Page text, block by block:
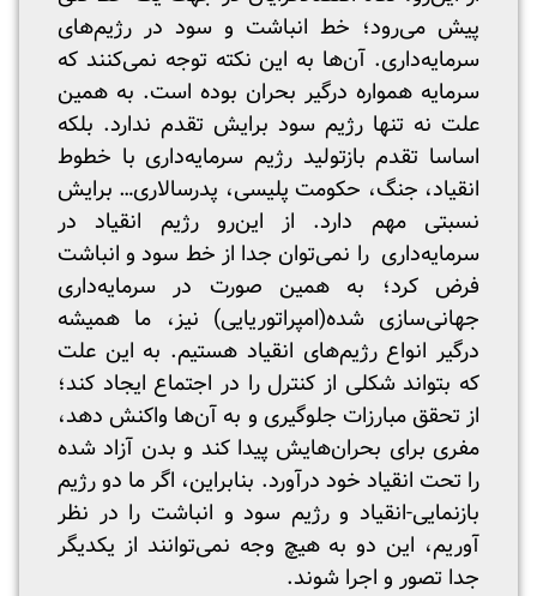
پیش می‌رود؛ خط انباشت و سود در رژیم‌های
سرمایه‌‌داری. آن‌ها به این نکته توجه نمی‌کنند که
سرمایه همواره درگیر بحران بوده است. به همین
علت نه تنها رژیم سود برایش تقدم ندارد. بلکه
اساسا تقدم بازتولید رژیم سرمایه‌داری با خطوط
انقیاد، جنگ، حکومت پلیسی، پدرسالاری… برایش
نسبتی مهم دارد. از این‌رو رژیم انقیاد در
سرمایه‌داری را نمی‌توان جدا از خط سود و انباشت
فرض کرد؛ به همین صورت در سرمایه‌داری
جهانی‌سازی شده(امپراتوریایی) نیز، ما همیشه
درگیر انواع رژیم‌های انقیاد هستیم. به این علت
که بتواند شکلی از کنترل را در اجتماع ایجاد کند؛
از تحقق مبارزات جلوگیری و به آن‌ها واکنش دهد،
مفری برای بحران‌هایش پیدا کند و بدن آزاد شده
را تحت انقیاد خود درآورد. بنابراین، اگر ما دو رژیم
بازنمایی-انقیاد و رژیم سود و انباشت را در نظر
آوریم، این دو به هیچ وجه نمی‌توانند از یکدیگر
جدا تصور و اجرا شوند.